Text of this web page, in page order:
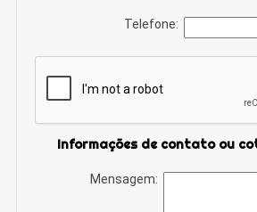
Telefone:
Informações de contato ou
Mensagem: